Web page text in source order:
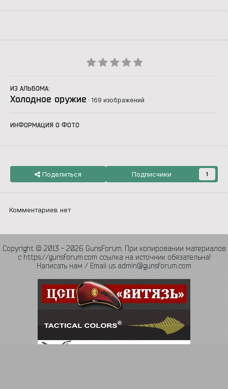
ИЗ АЛЬБОМА:
Холодное оружие · 169 изображений
ИНФОРМАЦИЯ О ФОТО
Поделиться Подписчики 1
Комментариев нет
Copyright © 2013 - 2026 GunsForum. При копировании материалов
с https://gunsforum.com ссылка на источник обязательна!
Написать нам / Email us admin@gunsforum.com